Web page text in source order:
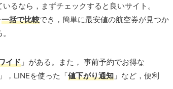
いるなら，まずチェックすると良いサイト。
一括で比較でき，簡単に最安値の航空券が見つか
イド 」がある。また， 事前予約でお得な
，LINEを使った「値下がり通知 」など，便利